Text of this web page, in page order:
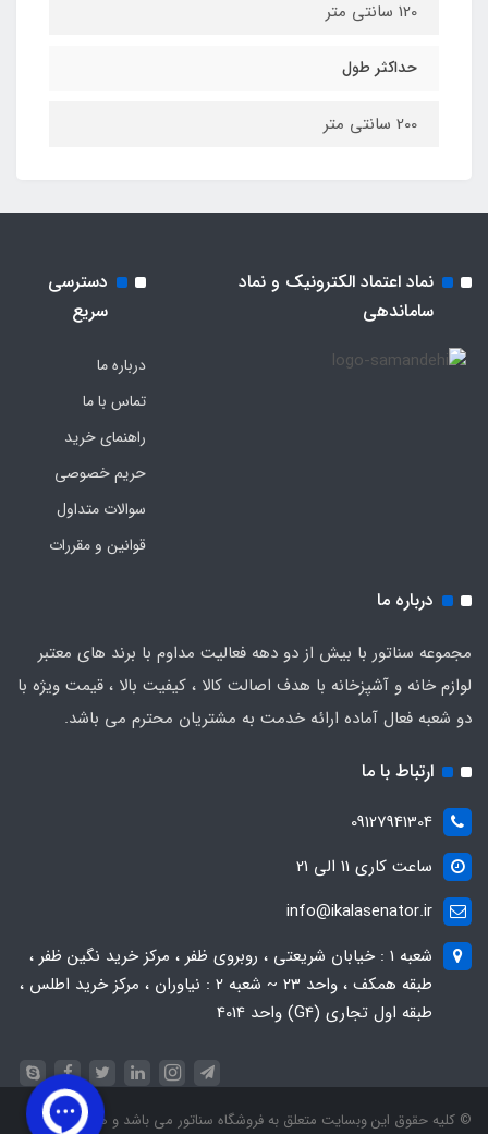
120 سانتی متر
حداکثر طول
200 سانتی متر
نماد اعتماد الکترونیک و نماد
ساماندهی
دسترسی
سریع
درباره ما
تماس با ما
راهنمای خرید
حریم خصوصی
سوالات متداول
قوانین و مقررات
درباره ما
مجموعه سناتور با بیش از دو دهه فعالیت مداوم با برند های معتبر
لوازم خانه و آشپزخانه با هدف اصالت کالا ، کیفیت بالا ، قیمت ویژه با
دو شعبه فعال آماده ارائه خدمت به مشتریان محترم می باشد.
ارتباط با ما
09127941304
ساعت کاری 11 الی 21
info@ikalasenator.ir
شعبه 1 : خیابان شریعتی ، روبروی ظفر ، مرکز خرید نگین ظفر ،
طبقه همکف ، واحد 23 ~ شعبه 2 : نیاوران ، مرکز خرید اطلس ،
طبقه اول تجاری (G4) واحد 4014
© کلیه حقوق این وبسایت متعلق به فروشگاه سناتور می ‌باشد و هرگونه کپی